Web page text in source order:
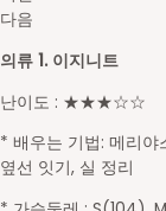
다음
의류 1. 이지니트
난이도 : ★★★☆☆
* 배우는 기법: 메리야
옆선 잇기, 실 정리